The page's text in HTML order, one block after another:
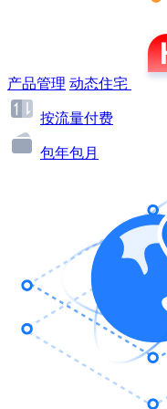
产品管理 动态住宅
按流量付费
包年包月